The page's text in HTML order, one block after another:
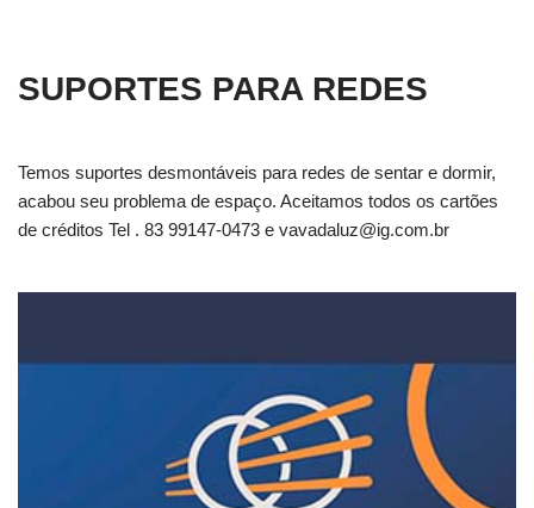
SUPORTES PARA REDES
Temos suportes desmontáveis para redes de sentar e dormir,
acabou seu problema de espaço. Aceitamos todos os cartões
de créditos Tel . 83 99147-0473 e vavadaluz@ig.com.br